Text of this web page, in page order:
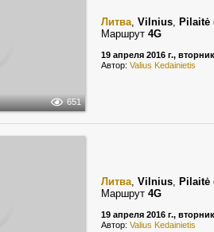
651
Литва, Vilnius, Pilaitė
Маршрут 4G
19 апреля 2016 г., вторник
Автор: Valius Kedainietis
Литва, Vilnius, Pilaitė
Маршрут 4G
19 апреля 2016 г., вторник
Автор: Valius Kedainietis